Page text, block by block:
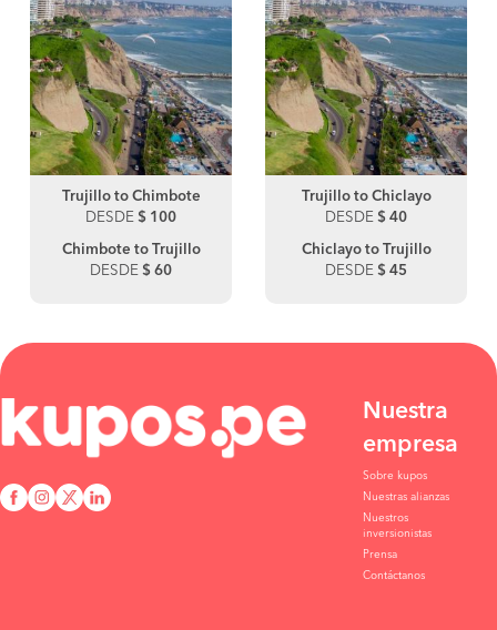
Trujillo to Chimbote
DESDE $ 100
Chimbote to Trujillo
DESDE $ 60
Trujillo to Chiclayo
DESDE $ 40
Chiclayo to Trujillo
DESDE $ 45
Nuestra
empresa
Sobre kupos
Nuestras alianzas
Nuestros
inversionistas
Prensa
Contáctanos